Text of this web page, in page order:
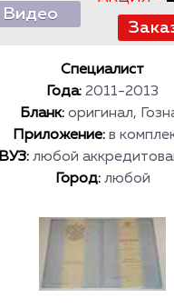
Видео
Специалист
Года: 2011-2013
Бланк: оригинал,
Приложение: в
ВУЗ: любой
Город: любой